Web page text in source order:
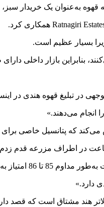
قهوه به‌عنوان یک خریدار
بسیار عظیم است.
بنابراین بازار داخلی
در تبلیغ قهوه هندی در
انجام می‌دهند.»
که پتانسیل خاصی برای
ساعت در اطراف مزرعه قدم
ترکیب کاملاً شگفت‌انگیز است.
دارد.»
هند مشتاق است که قصد